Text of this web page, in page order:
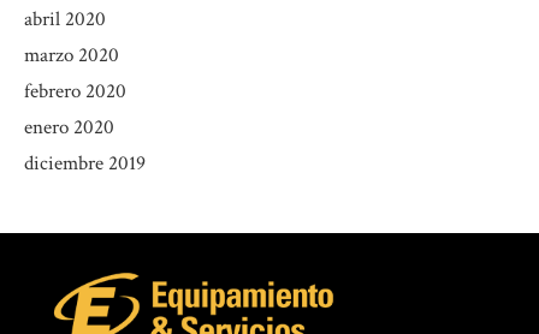
abril 2020
marzo 2020
febrero 2020
enero 2020
diciembre 2019